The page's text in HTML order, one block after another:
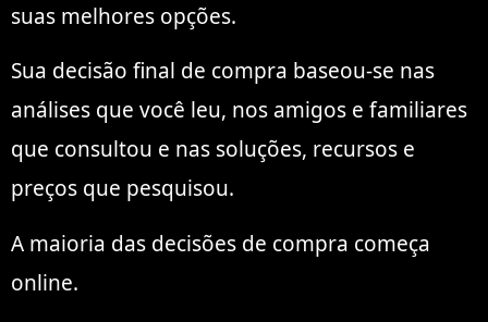
suas melhores opções.
Sua decisão final de compra baseou-se nas
análises que você leu, nos amigos e familiares
que consultou e nas soluções, recursos e
preços que pesquisou.
A maioria das decisões de compra começa
online.